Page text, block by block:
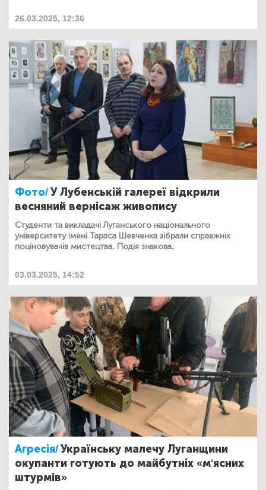
26.03.2025, 12:36
Фото/У Лубенській галереї відкрили
весняний вернісаж живопису
Студенти та викладачі Луганського національного
університету імені Тараса Шевченка зібрали справжніх
поціновувачів мистецтва. Подія знакова.
03.03.2025, 14:52
Агресія/Українську малечу Луганщини
окупанти готують до майбутніх «м'ясних
штурмів»